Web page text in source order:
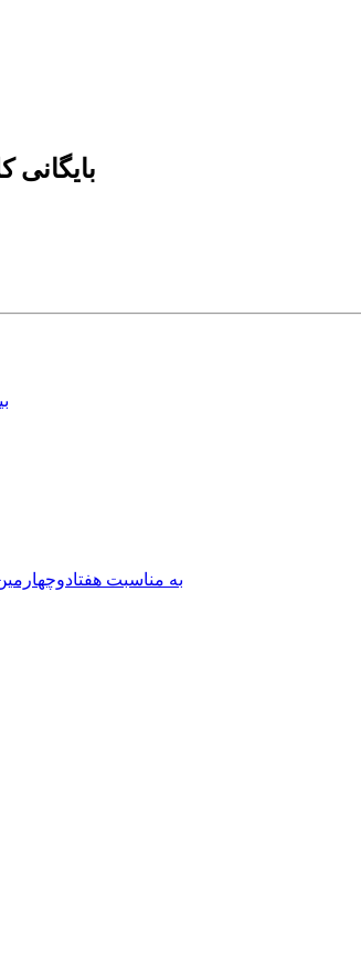
به مناسبت هفتادوچهارمین سالروز: